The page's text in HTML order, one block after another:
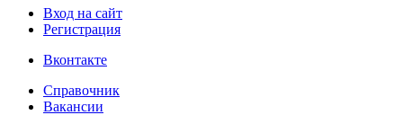
Вход на сайт
Регистрация
Вконтакте
Справочник
Вакансии